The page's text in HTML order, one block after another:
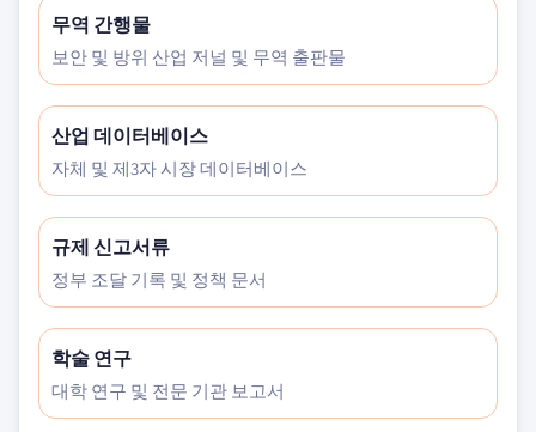
무역 간행물
보안 및 방위 산업 저널 및 무역 출판물
산업 데이터베이스
자체 및 제3자 시장 데이터베이스
규제 신고서류
정부 조달 기록 및 정책 문서
학술 연구
대학 연구 및 전문 기관 보고서